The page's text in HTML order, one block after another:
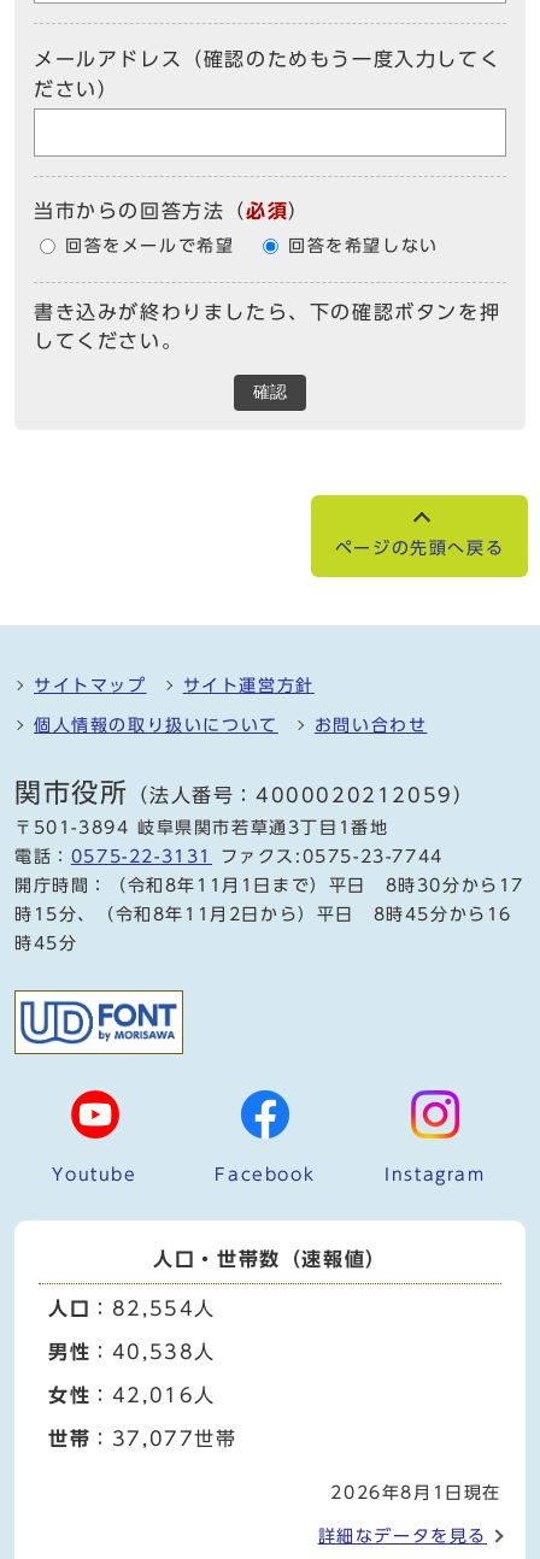
メールアドレス（確認のためもう一度入力してく
ださい）
当市からの回答方法 （必須）
回答をメールで希望 回答を希望しない
書き込みが終わりましたら、下の確認ボタンを押
してください。
確認
ページの先頭へ戻る
サイトマップ サイト運営方針
個人情報の取り扱いについて お問い合わせ
関市役所 （法人番号：4000020212059）
〒501-3894 岐阜県関市若草通3丁目1番地
電話： 0575-22-3131
ファクス:0575-23-7744
開庁時間：（令和8年11月1日まで）平日 8時30分から17
時15分、（令和8年11月2日から）平日 8時45分から16
時45分
Youtube Facebook Instagram
人口・世帯数（速報値）
人口 ：82,554人
男性 ：40,538人
女性 ：42,016人
世帯 ：37,077世帯
2026年8月1日現在
詳細なデータを見る